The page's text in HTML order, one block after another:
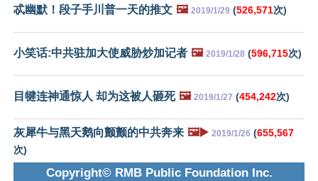
忒幽默！段子手川普一天的推文 🖼️ 2019/1/29 (526,571次)
小笑话:中共驻加大使威胁炒加记者 🖼️ 2019/1/28 (596,715次)
目犍连神通惊人 却为这被人砸死 🖼️ 2019/1/27 (454,242次)
灰犀牛与黑天鹅向颤颤的中共奔来 🖼️▶️ 2019/1/26 (655,567
次)
Copyright© RMB Public Foundation Inc.